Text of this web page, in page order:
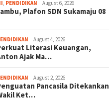
PENDIDIKAN August 6, 2026
Plafon SDN Sukamaju 08
August 4, 2026
Literasi Keuangan,
Ajak Ma…
August 2, 2026
Pancasila Ditekankan
Ket…